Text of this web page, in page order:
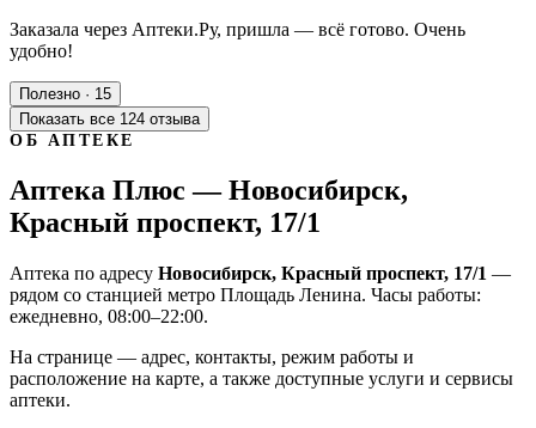
Заказала через Аптеки.Ру, пришла — всё готово. Очень
удобно!
Полезно · 15
Показать все 124 отзыва
ОБ АПТЕКЕ
Аптека Плюс — Новосибирск,
Красный проспект, 17/1
Аптека по адресу Новосибирск, Красный проспект, 17/1 —
рядом со станцией метро Площадь Ленина. Часы работы:
ежедневно, 08:00–22:00.
На странице — адрес, контакты, режим работы и
расположение на карте, а также доступные услуги и сервисы
аптеки.